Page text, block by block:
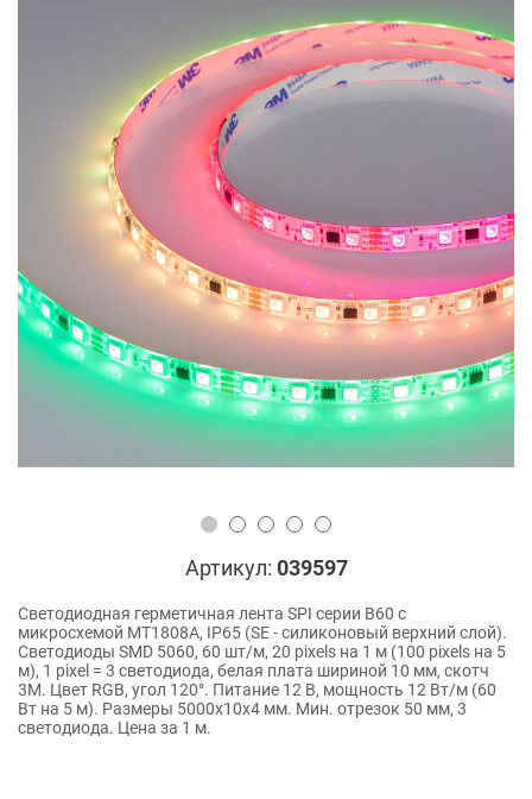
Артикул: 039597
Светодиодная герметичная лента SPI серии B60 с
микросхемой MT1808A, IP65 (SE - силиконовый верхний слой).
Светодиоды SMD 5060, 60 шт/м, 20 pixels на 1 м (100 pixels на 5
м), 1 pixel = 3 светодиода, белая плата шириной 10 мм, скотч
3М. Цвет RGB, угол 120°. Питание 12 В, мощность 12 Вт/м (60
Вт на 5 м). Размеры 5000x10x4 мм. Мин. отрезок 50 мм, 3
светодиода. Цена за 1 м.